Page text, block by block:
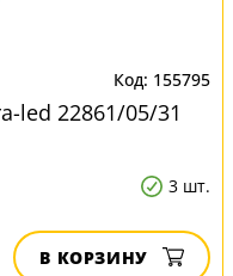
155795
led 22861/05/31
3 шт.
В КОРЗИНУ